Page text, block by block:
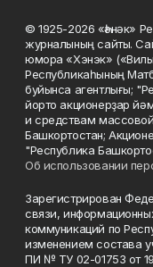
© 1925-2026 «Һәнәк»
журналының сайты.
юмора «Хэнэк»
Республикаһының
буйынса агентлығы;
йорто акционерҙар
и средствам
Башкортостан;
"Республика
Об использовании
Зарегистрирован
связи,
коммуникаций по
изменением состава
ПИ № ТУ 02-01753 от